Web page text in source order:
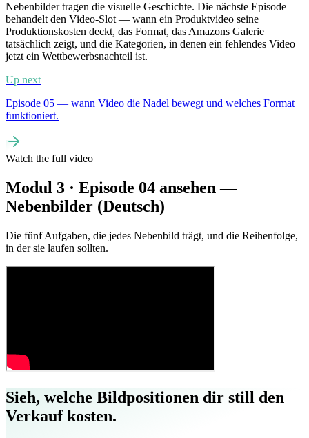
Nebenbilder tragen die visuelle Geschichte. Die nächste Episode
behandelt den Video-Slot — wann ein Produktvideo seine
Produktionskosten deckt, das Format, das Amazons Galerie
tatsächlich zeigt, und die Kategorien, in denen ein fehlendes Video
jetzt ein Wettbewerbsnachteil ist.
Up next
Episode 05 — wann Video die Nadel bewegt und welches Format
funktioniert.
Watch the full video
Modul 3 · Episode 04 ansehen —
Nebenbilder (Deutsch)
Die fünf Aufgaben, die jedes Nebenbild trägt, und die Reihenfolge,
in der sie laufen sollten.
Sieh, welche Bildpositionen dir still den
Verkauf kosten.